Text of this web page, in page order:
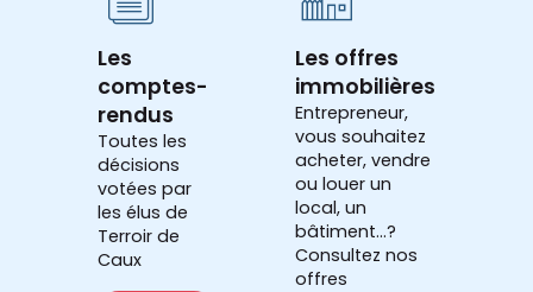
Les
comptes-
rendus
Toutes les
décisions
votées par
les élus de
Terroir de
Caux
Les offres
immobilières
Entrepreneur,
vous souhaitez
acheter, vendre
ou louer un
local, un
bâtiment...?
Consultez nos
offres